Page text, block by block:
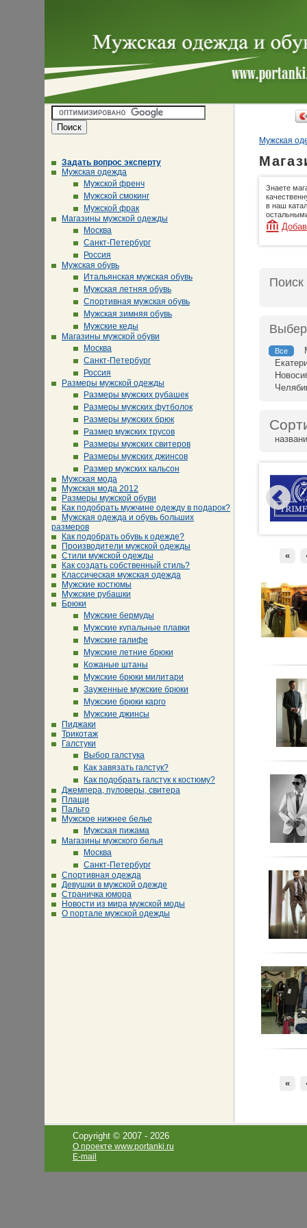
Задать вопрос эксперту
Мужская одежда
Мужской френч
Мужской смокинг
Мужской фрак
Магазины мужской одежды
Москва
Санкт-Петербург
Россия
Мужская обувь
Итальянская мужская обувь
Мужская летняя обувь
Спортивная мужская обувь
Мужская зимняя обувь
Мужские кеды
Магазины мужской обуви
Москва
Санкт-Петербург
Россия
Размеры мужской одежды
Размеры мужских рубашек
Размеры мужских футболок
Размеры мужских брюк
Размер мужских трусов
Размеры мужских свитеров
Размеры мужских джинсов
Размер мужских кальсон
Мужская мода
Мужская мода 2012
Размеры мужской обуви
Как подобрать мужчине одежду в подарок?
Мужская одежда и обувь больших
размеров
Как подобрать обувь к одежде?
Производители мужской одежды
Стили мужской одежды
Как создать собственный стиль?
Классическая мужская одежда
Мужские костюмы
Мужские рубашки
Брюки
Мужские бермуды
Мужские купальные плавки
Мужские галифе
Мужские летние брюки
Кожаные штаны
Мужские брюки милитари
Зауженные мужские брюки
Мужские брюки карго
Мужские джинсы
Пиджаки
Трикотаж
Галстуки
Выбор галстука
Как завязать галстук?
Как подобрать галстук к костюму?
Джемпера, пуловеры, свитера
Плащи
Пальто
Мужское нижнее белье
Мужская пижама
Магазины мужского белья
Москва
Санкт-Петербург
Спортивная одежда
Девушки в мужской одежде
Страничка юмора
Новости из мира мужской моды
О портале мужской одежды
Мужская
Знаете
в наш
Поиск
Все
«
«
Copyright © 2007 - 2026
О проекте www.portanki.ru
E-mail